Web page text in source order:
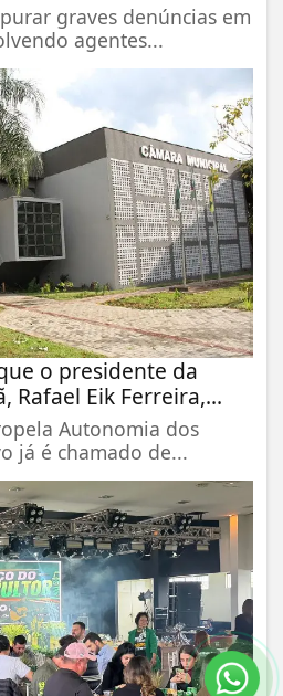
graves denúncias em
agentes...
o presidente da
Rafael Eik Ferreira,...
Autonomia dos
já é chamado de...